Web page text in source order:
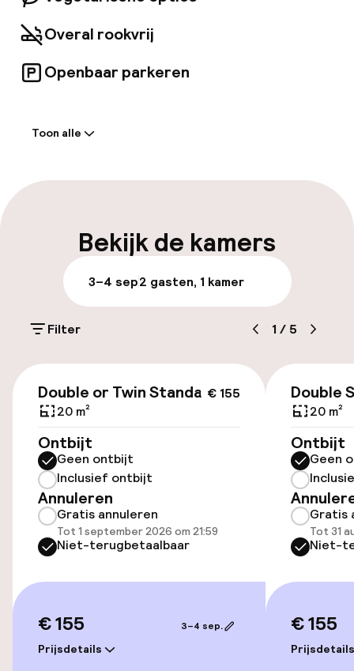
Overal rookvrij
Openbaar parkeren
Express check-in mogelijk
Bagageruimte
Parkeren & mobiliteit
Luchthavenshuttle
Toegankelijkheid
Overal rolstoeltoegankelijk
Lift
geoptimaliseerde kamers beschikbaar
Kamers
Toon alle
Bekijk de kamers
3–4 sep2 gasten, 1 kamer
Filter 1 / 5
€ 155
Double or Twin Standard
20 m²
Ontbijt
Geen ontbijt
Inclusief ontbijt
Annuleren
Gratis annuleren
Tot 1 september 2026 om 21:59
Niet-terugbetaalbaar
€ 155
Prijsdetails
3–4 sep.
Double
20 m²
Ontbijt
Geen
Gratis
Tot 31
Niet-
€ 155
Prijsdetails